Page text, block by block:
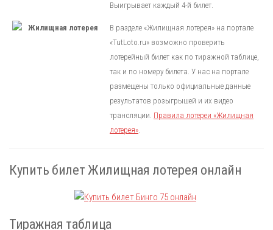
Выигрывает каждый 4-й билет.
В разделе «Жилищная лотерея» на портале
«TutLoto.ru» возможно проверить
лотерейный билет как по тиражной таблице,
так и по номеру билета. У нас на портале
размещены только официальные данные
результатов розыгрышей и их видео
трансляции. Правила лотереи «Жилищная
лотерея».
Купить билет Жилищная лотерея онлайн
Тиражная таблица